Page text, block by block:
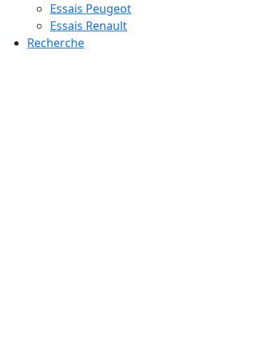
Essais Peugeot
Essais Renault
Recherche